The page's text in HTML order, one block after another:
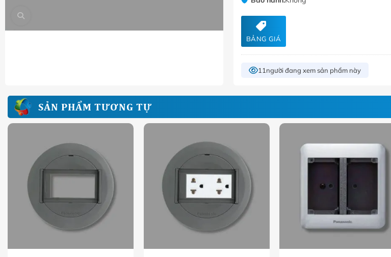
BẢNG GIÁ
11người đang xem sản phẩm này
SẢN PHẨM TƯƠNG TỰ